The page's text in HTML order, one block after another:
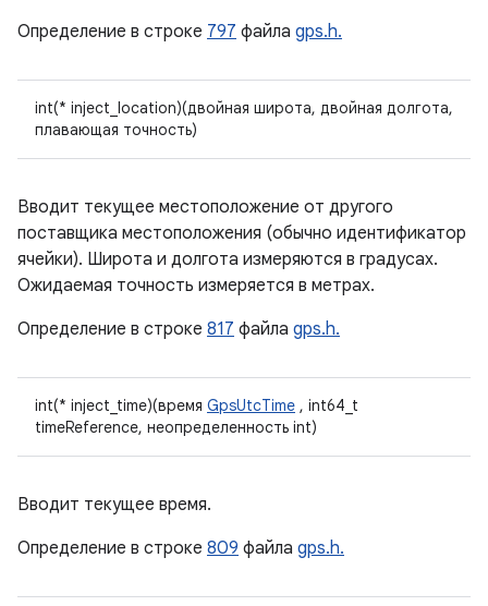
Определение в строке 797 файла gps.h.
int(* inject_location)(двойная широта, двойная долгота,
плавающая точность)
Вводит текущее местоположение от другого
поставщика местоположения (обычно идентификатор
ячейки). Широта и долгота измеряются в градусах.
Ожидаемая точность измеряется в метрах.
Определение в строке 817 файла gps.h.
int(* inject_time)(время GpsUtcTime , int64_t
timeReference, неопределенность int)
Вводит текущее время.
Определение в строке 809 файла gps.h.